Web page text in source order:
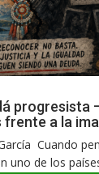
progresista
frente a la
Cuando
uno de los